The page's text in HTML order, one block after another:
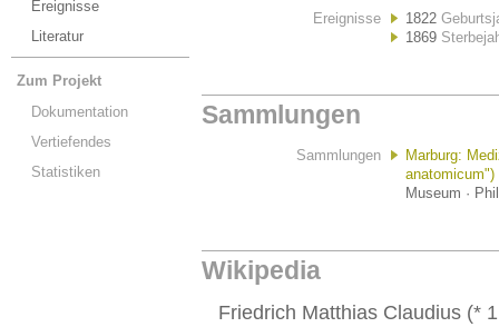
Ereignisse
Literatur
Zum Projekt
Dokumentation
Vertiefendes
Statistiken
Ereignisse
1822
1869
Sammlungen
Sammlungen
Marburg:
anatomicum")
Museum ·
Wikipedia
Friedrich Matthias Claudius (*